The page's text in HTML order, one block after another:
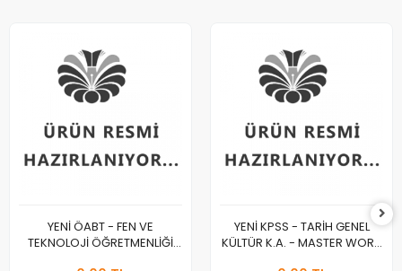
YENİ ÖABT - FEN VE
TEKNOLOJİ ÖĞRETMENLİĞİ
YENİ KPSS - TARİH GENEL
KÜLTÜR K.A. - MASTER WORK